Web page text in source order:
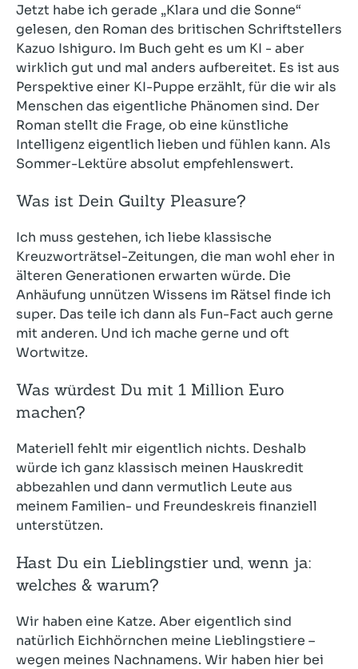
Jetzt habe ich gerade „Klara und die Sonne“
gelesen, den Roman des britischen Schriftstellers
Kazuo Ishiguro. Im Buch geht es um KI - aber
wirklich gut und mal anders aufbereitet. Es ist aus
Perspektive einer KI-Puppe erzählt, für die wir als
Menschen das eigentliche Phänomen sind. Der
Roman stellt die Frage, ob eine künstliche
Intelligenz eigentlich lieben und fühlen kann. Als
Sommer-Lektüre absolut empfehlenswert.
Was ist Dein Guilty Pleasure?
Ich muss gestehen, ich liebe klassische
Kreuzworträtsel-Zeitungen, die man wohl eher in
älteren Generationen erwarten würde. Die
Anhäufung unnützen Wissens im Rätsel finde ich
super. Das teile ich dann als Fun-Fact auch gerne
mit anderen. Und ich mache gerne und oft
Wortwitze.
Was würdest Du mit 1 Million Euro
machen?
Materiell fehlt mir eigentlich nichts. Deshalb
würde ich ganz klassisch meinen Hauskredit
abbezahlen und dann vermutlich Leute aus
meinem Familien- und Freundeskreis finanziell
unterstützen.
Hast Du ein Lieblingstier und, wenn ja:
welches & warum?
Wir haben eine Katze. Aber eigentlich sind
natürlich Eichhörnchen meine Lieblingstiere –
wegen meines Nachnamens. Wir haben hier bei